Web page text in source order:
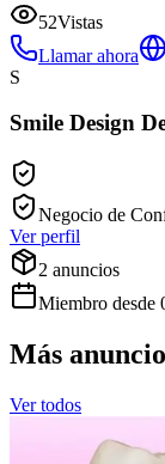
52Vistas
Llamar ahora
S
Smile Design
Negocio de
Ver perfil
2 anuncios
Miembro desde
Más
Ver todos